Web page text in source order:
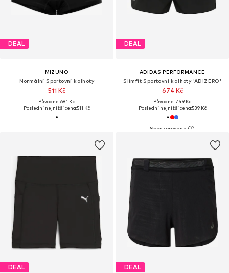
DEAL
MIZUNO
Normální Sportovní kalhoty
511 Kč
Původně: 681 Kč
Poslední nejnižší cena:511 Kč
DEAL
ADIDAS PERFORMANCE
Slimfit Sportovní kalhoty 'ADIZERO'
674 Kč
Původně: 749 Kč
Poslední nejnižší cena:539 Kč
DEAL DEAL